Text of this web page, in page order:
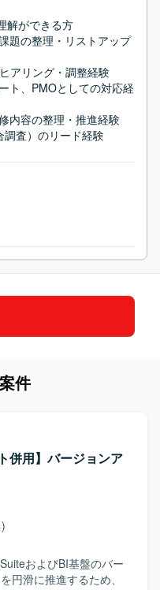
解ができる方
題の整理・リストアップ
アリング・調整経験
ト、PMOとしての対応経
内容の整理・推進経験
調査）のリード経験
件
併用】バージョンア
およびBI基盤のバー
円滑に推進するため、